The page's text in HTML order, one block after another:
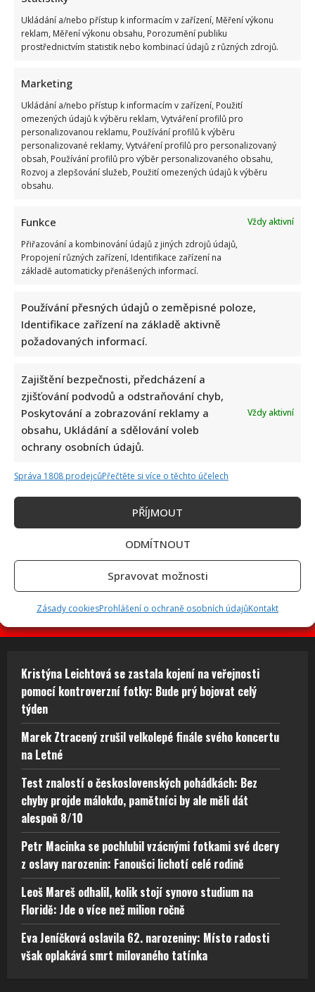
Ukládání a/nebo přístup k informacím v zařízení, Měření výkonu
reklam, Měření výkonu obsahu, Porozumění publiku
prostřednictvím statistik nebo kombinací údajů z různých zdrojů.
Marketing
Ukládání a/nebo přístup k informacím v zařízení, Použití
omezených údajů k výběru reklam, Vytváření profilů pro
personalizovanou reklamu, Používání profilů k výběru
personalizované reklamy, Vytváření profilů pro personalizovaný
obsah, Používání profilů pro výběr personalizovaného obsahu,
Rozvoj a zlepšování služeb, Použití omezených údajů k výběru
obsahu.
Funkce
Vždy aktivní
Přiřazování a kombinování údajů z jiných zdrojů údajů,
Propojení různých zařízení, Identifikace zařízení na
základě automaticky přenášených informací.
Používání přesných údajů o zeměpisné poloze,
Identifikace zařízení na základě aktivně
požadovaných informací.
Zajištění bezpečnosti, předcházení a
zjišťování podvodů a odstraňování chyb,
Poskytování a zobrazování reklamy a
obsahu, Ukládání a sdělování voleb
ochrany osobních údajů.
Vždy aktivní
Správa 1808 prodejcůPřečtěte si více o těchto účelech
PŘÍJMOUT
ODMÍTNOUT
Spravovat možnosti
Zásady cookiesProhlášení o ochraně osobních údajůKontakt
Marek Ztracený zrušil velkolepé finále svého koncertu na
Letné
Test znalostí o československých pohádkách: Bez chyby
projde málokdo, pamětníci by ale měli dát alespoň 8/10
Petr Macinka se pochlubil vzácnými fotkami své dcery z
oslavy narozenin: Fanoušci lichotí celé rodině
Leoš Mareš odhalil, kolik stojí synovo studium na Floridě:
Jde o více než milion ročně
Kristýna Leichtová se zastala kojení na veřejnosti
pomocí kontroverzní fotky: Bude prý bojovat celý
týden
Marek Ztracený zrušil velkolepé finále svého koncertu
na Letné
Test znalostí o československých pohádkách: Bez
chyby projde málokdo, pamětníci by ale měli dát
alespoň 8/10
Petr Macinka se pochlubil vzácnými fotkami své dcery
z oslavy narozenin: Fanoušci lichotí celé rodině
Leoš Mareš odhalil, kolik stojí synovo studium na
Floridě: Jde o více než milion ročně
Eva Jeníčková oslavila 62. narozeniny: Místo radosti
však oplakává smrt milovaného tatínka